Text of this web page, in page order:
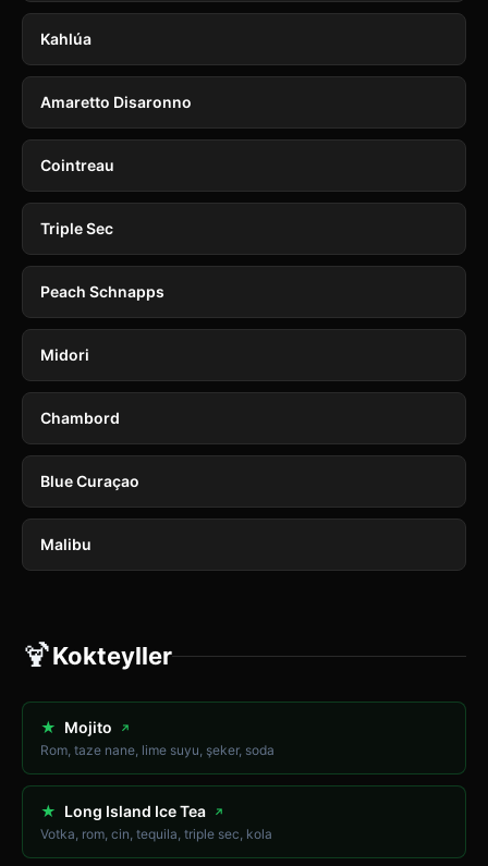
Kahlúa
Amaretto Disaronno
Cointreau
Triple Sec
Peach Schnapps
Midori
Chambord
Blue Curaçao
Malibu
🍹Kokteyller
★ Mojito ↗
Rom, taze nane, lime suyu, şeker, soda
★ Long Island Ice Tea ↗
Votka, rom, cin, tequila, triple sec, kola